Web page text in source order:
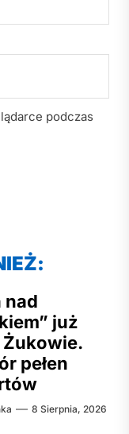
podczas
nad
już
pełen
8 Sierpnia, 2026